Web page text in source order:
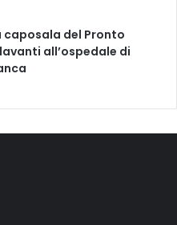
caposala del Pronto
all’ospedale di